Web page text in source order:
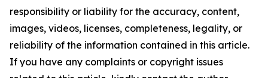
responsibility or liability for the accuracy, content,
images, videos, licenses, completeness, legality, or
reliability of the information contained in this article.
If you have any complaints or copyright issues